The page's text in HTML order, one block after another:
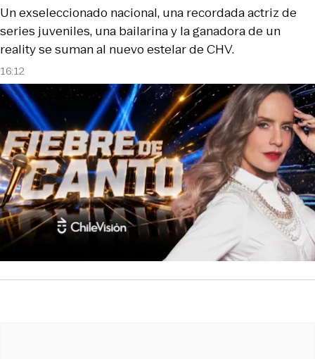
16:12
Un exseleccionado nacional, una recordada actriz de
series juveniles, una bailarina y la ganadora de un
reality se suman al nuevo estelar de CHV.